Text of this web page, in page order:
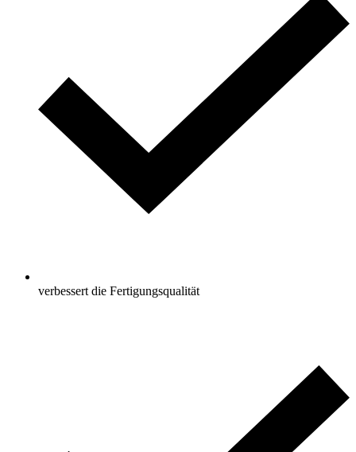
verbessert die Fertigungsqualität